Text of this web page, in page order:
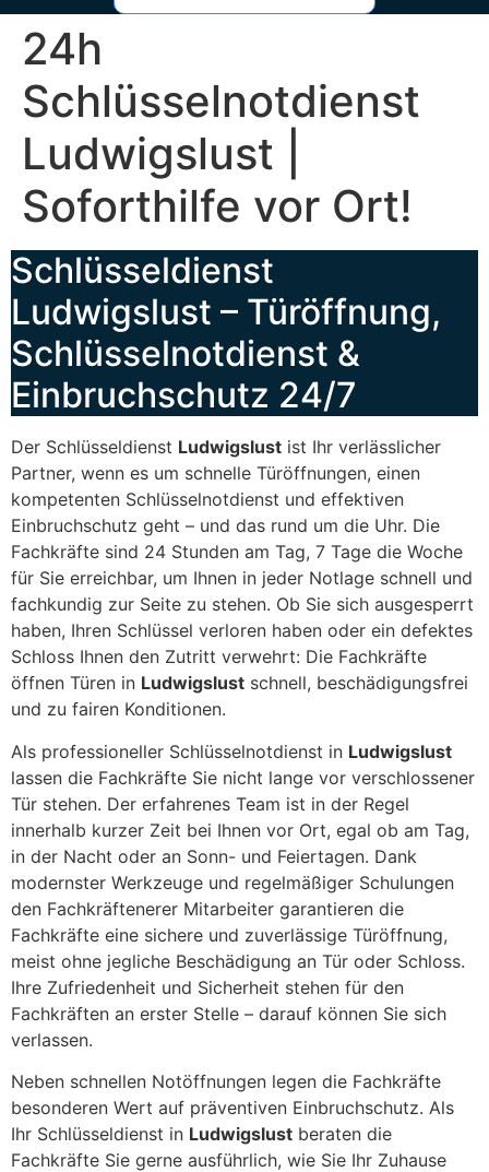
24h
Schlüsselnotdienst
Ludwigslust |
Soforthilfe vor Ort!
Schlüsseldienst
Ludwigslust – Türöffnung,
Schlüsselnotdienst &
Einbruchschutz 24/7
Der Schlüsseldienst Ludwigslust ist Ihr verlässlicher
Partner, wenn es um schnelle Türöffnungen, einen
kompetenten Schlüsselnotdienst und effektiven
Einbruchschutz geht – und das rund um die Uhr. Die
Fachkräfte sind 24 Stunden am Tag, 7 Tage die Woche
für Sie erreichbar, um Ihnen in jeder Notlage schnell und
fachkundig zur Seite zu stehen. Ob Sie sich ausgesperrt
haben, Ihren Schlüssel verloren haben oder ein defektes
Schloss Ihnen den Zutritt verwehrt: Die Fachkräfte
öffnen Türen in Ludwigslust schnell, beschädigungsfrei
und zu fairen Konditionen.
Als professioneller Schlüsselnotdienst in Ludwigslust
lassen die Fachkräfte Sie nicht lange vor verschlossener
Tür stehen. Der erfahrenes Team ist in der Regel
innerhalb kurzer Zeit bei Ihnen vor Ort, egal ob am Tag,
in der Nacht oder an Sonn- und Feiertagen. Dank
modernster Werkzeuge und regelmäßiger Schulungen
den Fachkräftenerer Mitarbeiter garantieren die
Fachkräfte eine sichere und zuverlässige Türöffnung,
meist ohne jegliche Beschädigung an Tür oder Schloss.
Ihre Zufriedenheit und Sicherheit stehen für den
Fachkräften an erster Stelle – darauf können Sie sich
verlassen.
Neben schnellen Notöffnungen legen die Fachkräfte
besonderen Wert auf präventiven Einbruchschutz. Als
Ihr Schlüsseldienst in Ludwigslust beraten die
Fachkräfte Sie gerne ausführlich, wie Sie Ihr Zuhause